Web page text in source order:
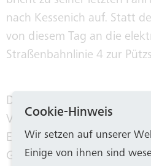
nach Kessenich auf. Statt
von diesem Tag an die
Straßenbahnlinie 4 zur
Der Auflösung des
Verkauf, Verschrottung
Einige Waggons zieren als
Gartenlauben die eine oder
Cookie-Hinweis
Wir setzen auf unserer
Einige von ihnen sind